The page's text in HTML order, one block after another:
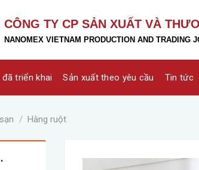
CÔNG TY CP SẢN XUẤT VÀ
NANOMEX VIETNAM PRODUCTION AND TRADING
đã triển khai Sản xuất theo yêu cầu Tin tức
/ Hàng ruột